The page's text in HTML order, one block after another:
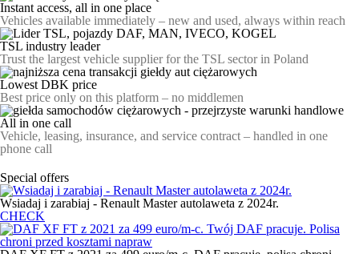
Instant access, all in one place
Vehicles available immediately – new and used, always within reach
TSL industry leader
Trust the largest vehicle supplier for the TSL sector in Poland
Lowest DBK price
Best price only on this platform – no middlemen
All in one call
Vehicle, leasing, insurance, and service contract – handled in one
phone call
Special offers
Wsiadaj i zarabiaj - Renault Master autolaweta z 2024r.
CHECK